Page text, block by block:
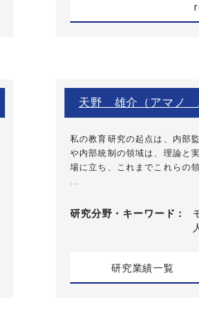
天野 雄介（アマノ
私の教育研究の起点は、内部
や内部統制の領域は、理論と
場に立ち、これまでこれらの
研究分野・ キーワード
研究業績一覧